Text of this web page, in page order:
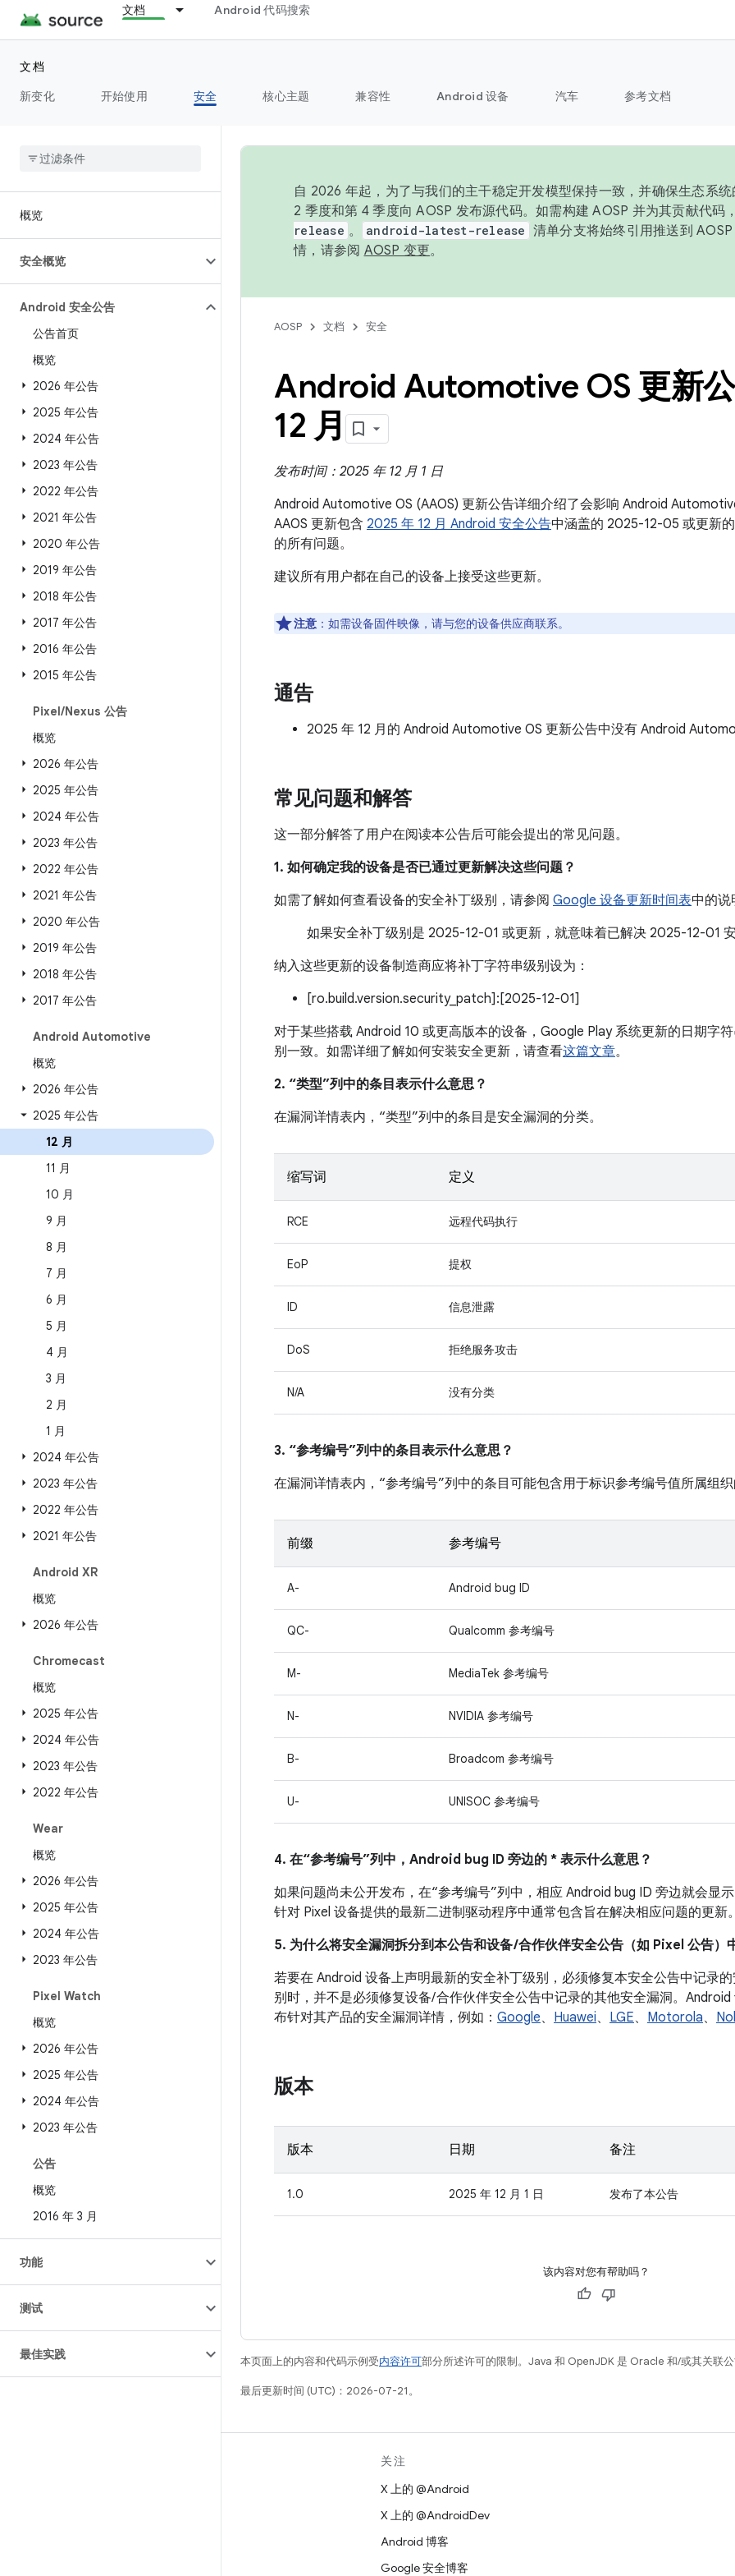
文档 Android 代码搜索
文档
新变化
开始使用 安全 核心主题 兼容性 Android 设备 汽车 参考文档
概览
安全概览
Android 安全公告
公告首页
概览
2026 年公告
2025 年公告
2024 年公告
2023 年公告
2022 年公告
2021 年公告
2020 年公告
2019 年公告
2018 年公告
2017 年公告
2016 年公告
2015 年公告
Pixel/Nexus 公告
概览
2026 年公告
2025 年公告
2024 年公告
2023 年公告
2022 年公告
2021 年公告
2020 年公告
2019 年公告
2018 年公告
2017 年公告
Android Automotive
概览
2026 年公告
2025 年公告
12 月
11 月
10 月
9 月
8 月
7 月
6 月
5 月
4 月
3 月
2 月
1 月
2024 年公告
2023 年公告
2022 年公告
2021 年公告
Android XR
概览
2026 年公告
Chromecast
概览
2025 年公告
2024 年公告
2023 年公告
2022 年公告
Wear
概览
2026 年公告
2025 年公告
2024 年公告
2023 年公告
Pixel Watch
概览
2026 年公告
2025 年公告
2024 年公告
2023 年公告
公告
概览
2016 年 3 月
功能
测试
最佳实践
自 2026 年起，为了与我们的主干稳定开发模型保持一致，并确保生态系
2 季度和第 4 季度向 AOSP 发布源代码。如需构建 AOSP 并为其贡献代码
release 。 android-latest-release 清单分支将始终引用推送到
情，请参阅 AOSP 变更。
AOSP 文档 安全
Android Automotive OS 更新
12 月
发布时间：2025 年 12 月 1 日
Android Automotive OS (AAOS) 更新公告详细介绍了会影响 Android
AAOS 更新包含 2025 年 12 月 Android 安全公告中涵盖的 2025-12-05 或更新
的所有问题。
建议所有用户都在自己的设备上接受这些更新。
注意 ：如需设备固件映像，请与您的设备供应商联系。
通告
2025 年 12 月的 Android Automotive OS 更新公告中没有 Android
常见问题和解答
这一部分解答了用户在阅读本公告后可能会提出的常见问题。
1. 如何确定我的设备是否已通过更新解决这些问题？
如需了解如何查看设备的安全补丁级别，请参阅 Google 设备更新时间表中的说
如果安全补丁级别是 2025-12-01 或更新，就意味着已解决 2025-12-01
纳入这些更新的设备制造商应将补丁字符串级别设为：
[ro.build.version.security_patch]:[2025-12-01]
对于某些搭载 Android 10 或更高版本的设备，Google Play 系统更新的日期字
别一致。如需详细了解如何安装安全更新，请查看这篇文章。
2. “类型”列中的条目表示什么意思？
在漏洞详情表内，“类型”列中的条目是安全漏洞的分类。
缩写词 定义
RCE 远程代码执行
EoP 提权
ID 信息泄露
DoS 拒绝服务攻击
N/A 没有分类
3. “参考编号”列中的条目表示什么意思？
在漏洞详情表内，“参考编号”列中的条目可能包含用于标识参考编号值所属组
前缀 参考编号
A- Android bug ID
QC- Qualcomm 参考编号
M- MediaTek 参考编号
N- NVIDIA 参考编号
B- Broadcom 参考编号
U- UNISOC 参考编号
4. 在“参考编号”列中，Android bug ID 旁边的 * 表示什么意思？
如果问题尚未公开发布，在“参考编号”列中，相应 Android bug ID 旁边就会显
针对 Pixel 设备提供的最新二进制驱动程序中通常包含旨在解决相应问题的更新
5. 为什么将安全漏洞拆分到本公告和设备 /合作伙伴安全公告（如 Pixel 公告）
若要在 Android 设备上声明最新的安全补丁级别，必须修复本安全公告中记录
别时，并不是必须修复设备/ 合作伙伴安全公告中记录的其他安全漏洞。
布针对其产品的安全漏洞详情，例如： Google、 Huawei、 LGE、 Motorola、
版本
版本 日期 备注
1.0 2025 年 12 月 1 日 发布了本公告
该内容对您有帮助吗？
本页面上的内容和代码示例受内容许可部分所述许可的限制。Java 和 OpenJDK 是 Oracle 和/或其关联
最后更新时间 (UTC)：2026-07-21。
关注
X 上的 @Android
X 上的 @AndroidDev
Android 博客
Google 安全博客